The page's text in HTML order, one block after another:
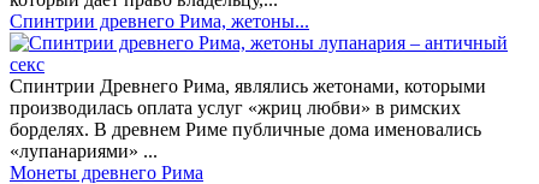
Спинтрии древнего Рима, жетоны...
Спинтрии Древнего Рима, являлись жетонами, которыми
производилась оплата услуг «жриц любви» в римских
борделях. В древнем Риме публичные дома именовались
«лупанариями» ...
Монеты древнего Рима